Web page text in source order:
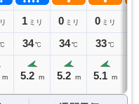
m
1 ミリ
34℃
5.2 m
0 ミリ
34℃
5.2 m
0 ミリ
33℃
5.1 m